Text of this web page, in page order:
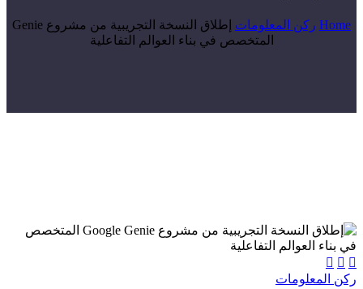
Home ركن المعلومات
إطلاق النسخة التجريبية من مشروع Genie
المتخصص في بناء العوالم التفاعلية
  
ركن المعلومات